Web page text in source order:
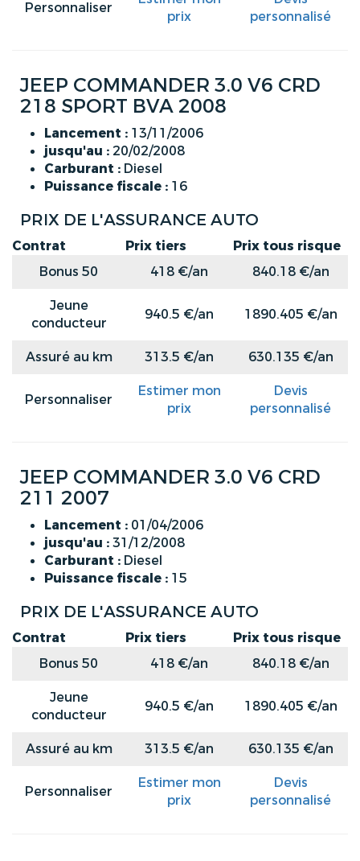
Personnaliser
prix
personnalisé
JEEP COMMANDER 3.0 V6 CRD
218 SPORT BVA 2008
Lancement : 13/11/2006
jusqu'au : 20/02/2008
Carburant : Diesel
Puissance fiscale : 16
PRIX DE L'ASSURANCE AUTO
Contrat Prix tiers
Prix tous risque
Bonus 50
418 €/an
840.18 €/an
Jeune
conducteur
940.5 €/an 1890.405 €/an
Assuré au km 313.5 €/an 630.135 €/an
Personnaliser
Estimer mon
prix
Devis
personnalisé
JEEP COMMANDER 3.0 V6 CRD
211 2007
Lancement : 01/04/2006
jusqu'au :31/12/2008
Carburant : Diesel
Puissance fiscale : 15
PRIX DE L'ASSURANCE AUTO
Contrat Prix tiers
Prix tous risque
Bonus 50
418 €/an
840.18 €/an
Jeune
conducteur
940.5 €/an 1890.405 €/an
Assuré au km 313.5 €/an 630.135 €/an
Personnaliser
Estimer mon
prix
Devis
personnalisé